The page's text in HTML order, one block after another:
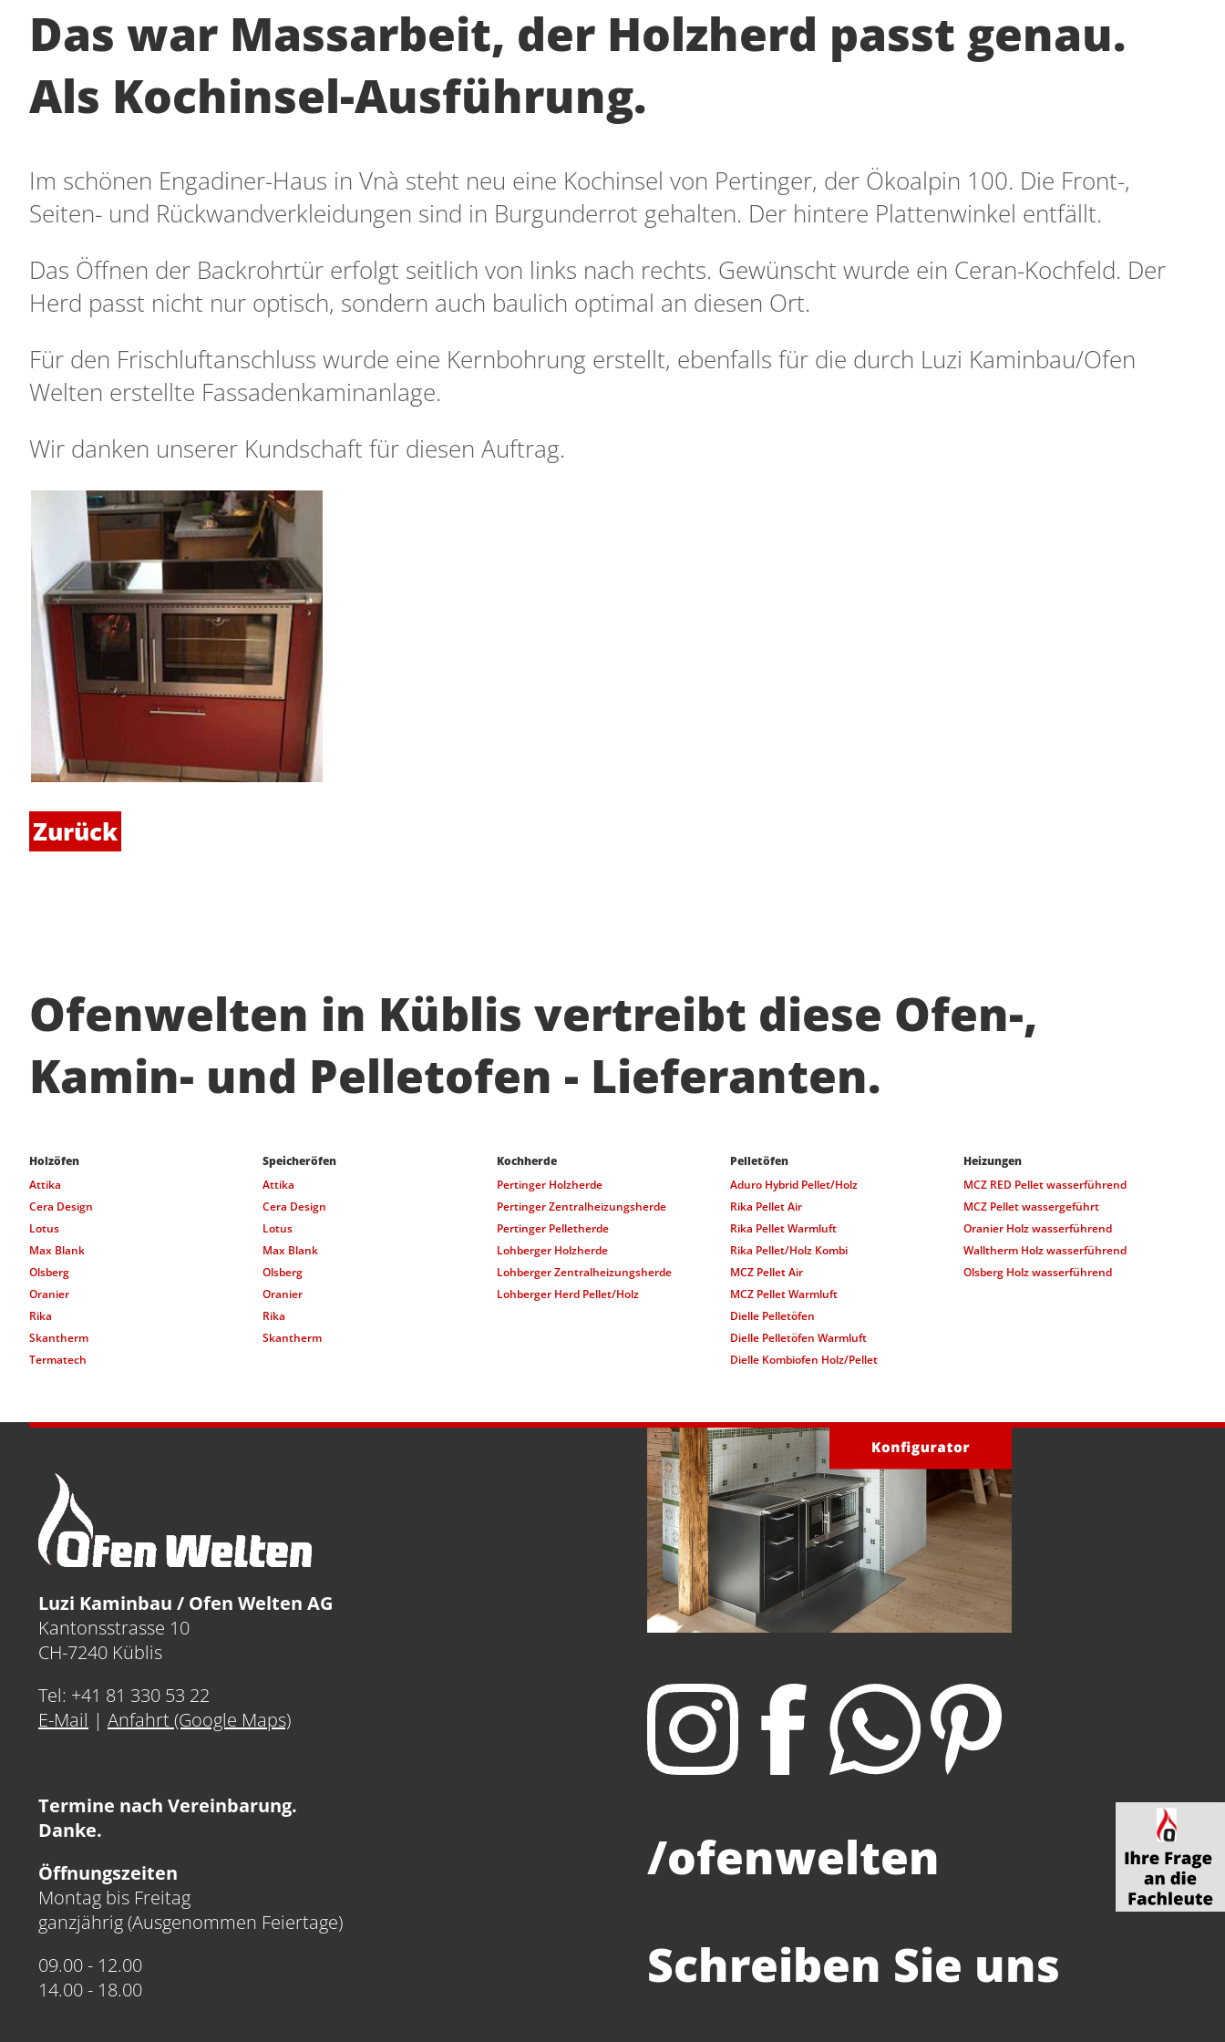
Das war Massarbeit, der Holzherd passt genau.
Als Kochinsel-Ausführung.
Im schönen Engadiner-Haus in Vnà steht neu eine Kochinsel von Pertinger, der Ökoalpin 100. Die Front-,
Seiten- und Rückwandverkleidungen sind in Burgunderrot gehalten. Der hintere Plattenwinkel entfällt.
Das Öffnen der Backrohrtür erfolgt seitlich von links nach rechts. Gewünscht wurde ein Ceran-Kochfeld. Der
Herd passt nicht nur optisch, sondern auch baulich optimal an diesen Ort.
Für den Frischluftanschluss wurde eine Kernbohrung erstellt, ebenfalls für die durch Luzi Kaminbau/Ofen
Welten erstellte Fassadenkaminanlage.
Wir danken unserer Kundschaft für diesen Auftrag.
Zurück
Ofenwelten in Küblis vertreibt diese Ofen-,
Kamin- und Pelletofen - Lieferanten.
Holzöfen
Attika
Cera Design
Lotus
Max Blank
Olsberg
Oranier
Rika
Skantherm
Termatech
Speicheröfen
Attika
Cera Design
Lotus
Max Blank
Olsberg
Oranier
Rika
Skantherm
Kochherde
Pertinger Holzherde
Pertinger Zentralheizungsherde
Pertinger Pelletherde
Lohberger Holzherde
Lohberger Zentralheizungsherde
Lohberger Herd Pellet/Holz
Pelletöfen
Aduro Hybrid Pellet/Holz
Rika Pellet Air
Rika Pellet Warmluft
Rika Pellet/Holz Kombi
MCZ Pellet Air
MCZ Pellet Warmluft
Dielle Pelletöfen
Dielle Pelletöfen Warmluft
Dielle Kombiofen Holz/Pellet
Heizungen
MCZ RED Pellet wasserführend
MCZ Pellet wassergeführt
Oranier Holz wasserführend
Walltherm Holz wasserführend
Olsberg Holz wasserführend
Luzi Kaminbau / Ofen Welten AG
Kantonsstrasse 10
CH-7240 Küblis
Tel: +41 81 330 53 22
E-Mail | Anfahrt (Google Maps)
Termine nach Vereinbarung.
Danke.
Öffnungszeiten
Montag bis Freitag
ganzjährig (Ausgenommen Feiertage)
09.00 - 12.00
14.00 - 18.00
/ofenwelten
Schreiben Sie uns